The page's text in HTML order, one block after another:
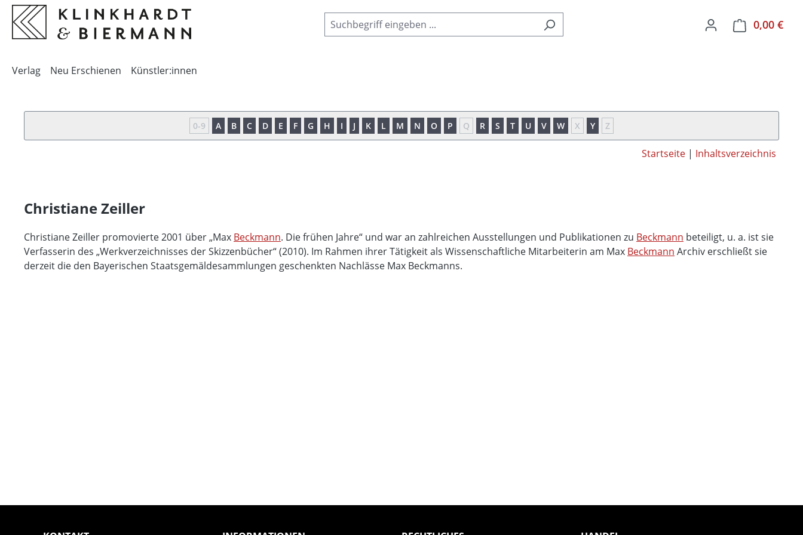
Zur Hauptnavigation springen
0,00 €
Verlag Neu Erschienen Künstler:innen
0-9 A B C D E F G H I J K L M N O P Q R S T U V W X Y Z
Startseite | Inhaltsverzeichnis
Christiane Zeiller
Christiane Zeiller promovierte 2001 über „Max Beckmann. Die frühen Jahre“ und war an zahlreichen Ausstellungen und Publikationen zu Beckmann beteiligt, u. a. ist sie
Verfasserin des „Werkverzeichnisses der Skizzenbücher“ (2010). Im Rahmen ihrer Tätigkeit als Wissenschaftliche Mitarbeiterin am Max Beckmann Archiv erschließt sie
derzeit die den Bayerischen Staatsgemäldesammlungen geschenkten Nachlässe Max Beckmanns.